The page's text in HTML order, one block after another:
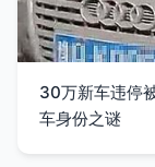
30万新车违停
车身份之谜